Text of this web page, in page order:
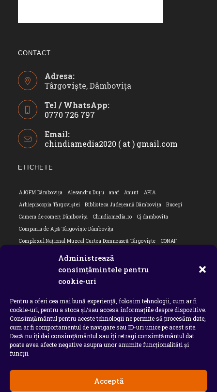
Administrează
consimțămintele pentru
cookie-uri
Pentru a oferi cea mai bună experiență, folosim tehnologii, cum ar fi
cookie-uri, pentru a stoca și/sau accesa informațiile despre dispozitive.
Consimțământul pentru aceste tehnologii ne permite să procesăm date,
cum ar fi comportamentul de navigare sau ID-uri unice pe acest site.
Dacă nu îți dai consimțământul sau îți retragi consimțământul dat
poate avea afecte negative asupra unor anumite funcționalități și
funcții.
Acceptă
CONTACT
Adresa:
Târgoviște, Dâmbovița
Tel / WhatsApp:
0770 726 797
in
your
Email:
chindiamedia2020 ( at ) gmail.com
ETICHETE
AJOFM Dâmbovița Alesandru Duțu anaf Anunt
APIA
Arhiepiscopia Târgoviștei
Biblioteca Județeană Dâmbovița
Bucegi
Camera de comerț Dâmbovița
Chindiamedia.ro
Cj dambovita
Compania de Apă Târgoviște Dâmbovița
Complexul Național Muzeal Curtea Domnească Târgoviște
CONAF
Flori Bungete
intreruperi energie electrica
ipj dambovita
MApN
Ministerul Educației ministerul sanatatii
Nu-ți uita istoria
Oana Filip
Prefectura dambovita Primaria Dragodana
Primaria Lucieni
primaria Răzvad
Primaria Ulmi primăria Târgoviște
PSD Dambovita
psiholog
Serial Situatia Covid 19 Dambovita
Situație Covid-19
Universitatea Valahia